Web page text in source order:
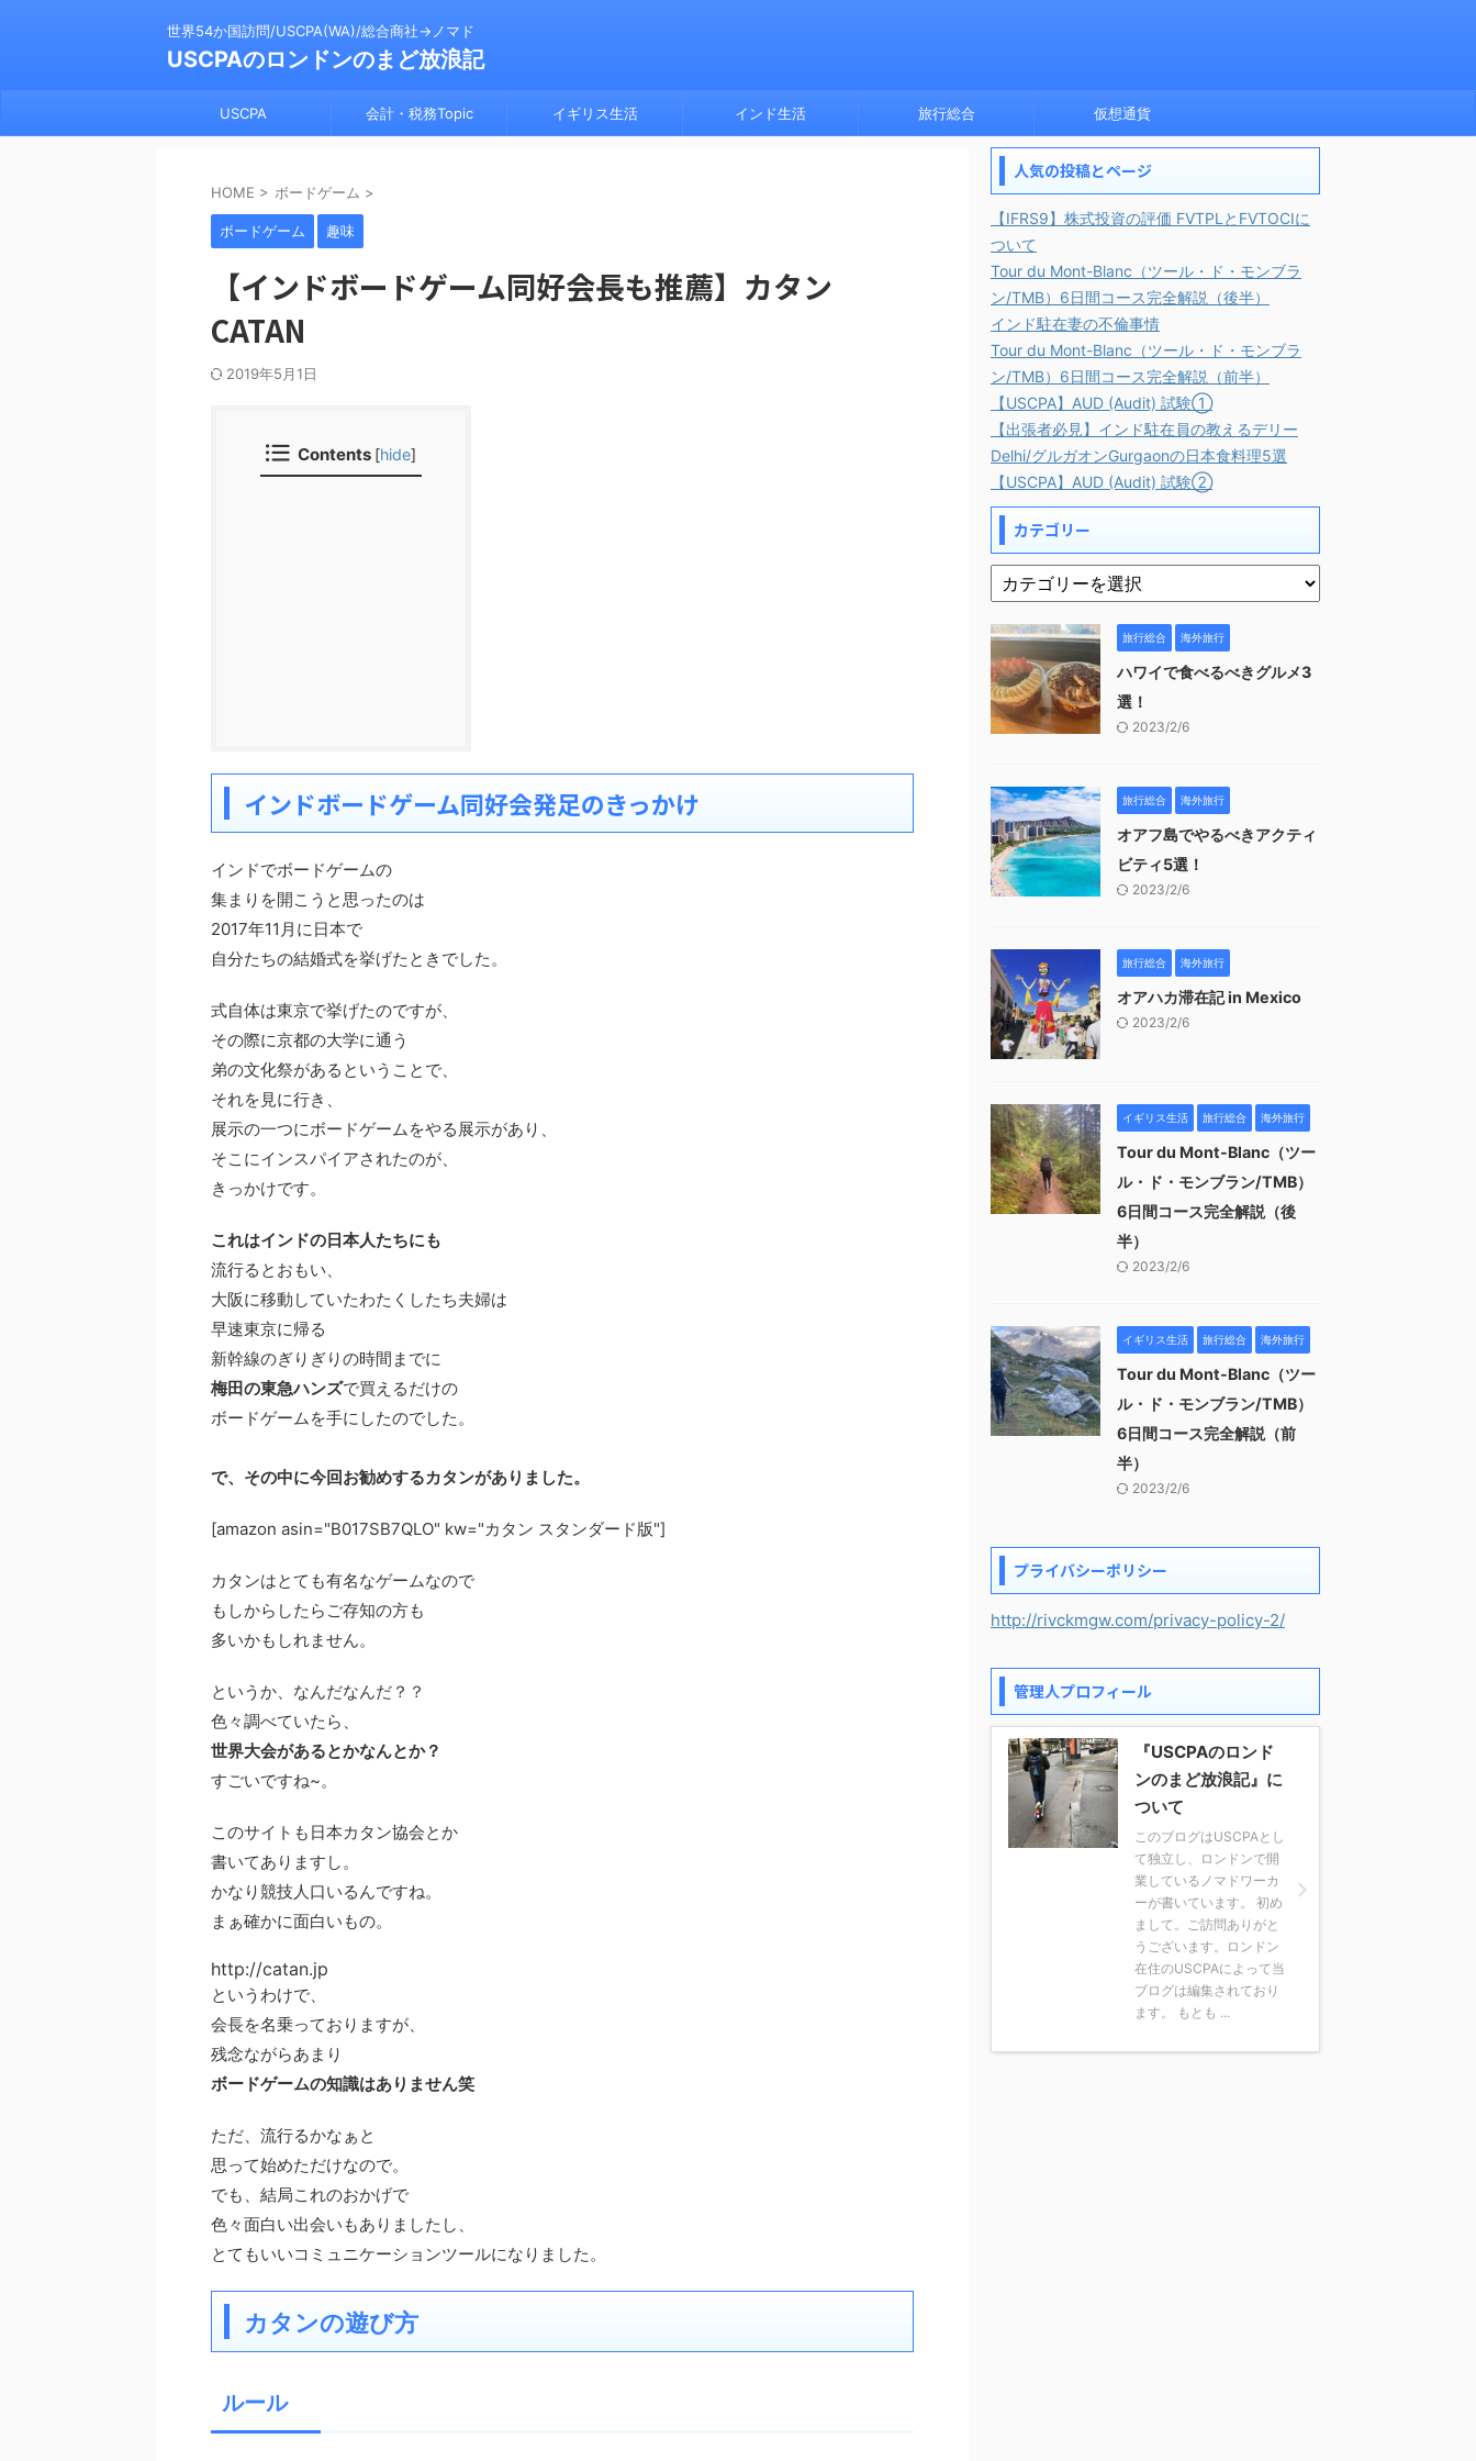
世界54か国訪問/USCPA(WA)/総合商社→ノマド
USCPAのロンドンのまど放浪記
USCPA 会計・税務Topic イギリス生活 インド生活 旅行総合 仮想通貨
HOME > ボードゲーム >
ボードゲーム 趣味
【インドボードゲーム同好会長も推薦】カタン
CATAN
2019年5月1日
Contents [hide]
インドボードゲーム同好会発足のきっかけ
インドでボードゲームの
集まりを開こうと思ったのは
2017年11月に日本で
自分たちの結婚式を挙げたときでした。
式自体は東京で挙げたのですが、
その際に京都の大学に通う
弟の文化祭があるということで、
それを見に行き、
展示の一つにボードゲームをやる展示があり、
そこにインスパイアされたのが、
きっかけです。
これはインドの日本人たちにも
流行るとおもい、
大阪に移動していたわたくしたち夫婦は
早速東京に帰る
新幹線のぎりぎりの時間までに
梅田の東急ハンズで買えるだけの
ボードゲームを手にしたのでした。
で、その中に今回お勧めするカタンがありました。
[amazon asin="B017SB7QLO" kw="カタン スタンダード版"]
カタンはとても有名なゲームなので
もしからしたらご存知の方も
多いかもしれません。
というか、なんだなんだ？？
色々調べていたら、
世界大会があるとかなんとか？
すごいですね~。
このサイトも日本カタン協会とか
書いてありますし。
かなり競技人口いるんですね。
まぁ確かに面白いもの。
http://catan.jp
というわけで、
会長を名乗っておりますが、
残念ながらあまり
ボードゲームの知識はありません笑
ただ、流行るかなぁと
思って始めただけなので。
でも、結局これのおかげで
色々面白い出会いもありましたし、
とてもいいコミュニケーションツールになりました。
カタンの遊び方
ルール
人気の投稿とページ
【IFRS9】株式投資の評価 FVTPLとFVTOCIに
ついて
Tour du Mont-Blanc（ツール・ド・モンブラ
ン/TMB）6日間コース完全解説（後半）
インド駐在妻の不倫事情
Tour du Mont-Blanc（ツール・ド・モンブラ
ン/TMB）6日間コース完全解説（前半）
【USCPA】AUD (Audit) 試験①
【出張者必見】インド駐在員の教えるデリー
Delhi/グルガオンGurgaonの日本食料理5選
【USCPA】AUD (Audit) 試験②
カテゴリー
旅行総合 海外旅行
ハワイで食べるべきグルメ3
選！
2023/2/6
旅行総合 海外旅行
オアフ島でやるべきアクティ
ビティ5選！
2023/2/6
旅行総合 海外旅行
オアハカ滞在記 in Mexico
2023/2/6
イギリス生活 旅行総合 海外旅行
Tour du Mont-Blanc（ツー
ル・ド・モンブラン/TMB）
6日間コース完全解説（後
半）
2023/2/6
イギリス生活 旅行総合 海外旅行
Tour du Mont-Blanc（ツー
ル・ド・モンブラン/TMB）
6日間コース完全解説（前
半）
2023/2/6
プライバシーポリシー
http://rivckmgw.com/privacy-policy-2/
管理人プロフィール
『USCPAのロンド
ンのまど放浪記』に
ついて
このブログはUSCPAとし
て独立し、ロンドンで開
業しているノマドワーカ
ーが書いています。 初め
まして。ご訪問ありがと
うございます。ロンドン
在住のUSCPAによって当
ブログは編集されており
ます。 もとも ...